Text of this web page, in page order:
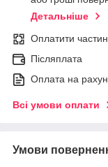
Детальніше
Оплатити
Післяплата
Оплата на
Всі умови оплати
Умови